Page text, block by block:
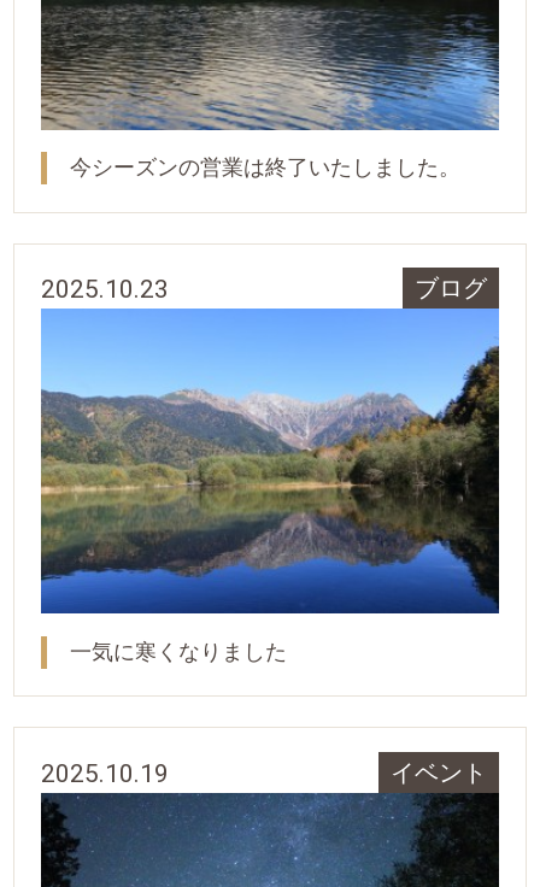
今シーズンの営業は終了いたしました。
2025.10.23 ブログ
一気に寒くなりました
2025.10.19 イベント